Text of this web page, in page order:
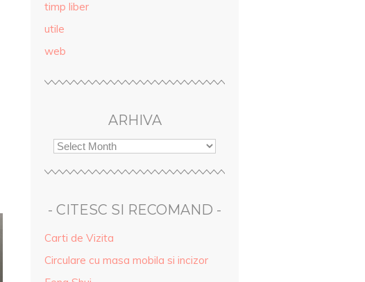
timp liber
utile
web
ARHIVA
- CITESC SI RECOMAND -
Carti de Vizita
Circulare cu masa mobila si incizor